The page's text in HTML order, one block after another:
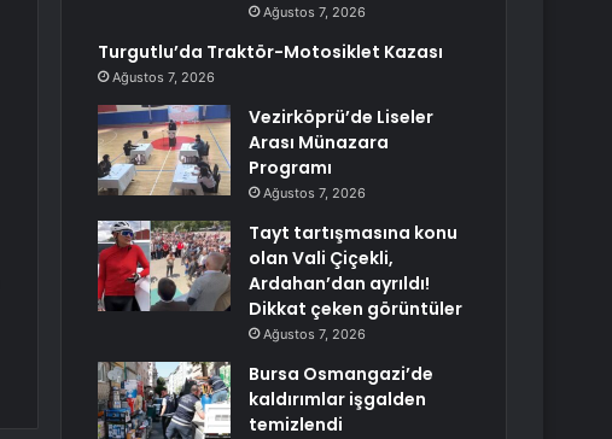
Ağustos 7, 2026
Turgutlu’da Traktör-Motosiklet Kazası
Ağustos 7, 2026
Vezirköprü’de Liseler
Arası Münazara
Programı
Ağustos 7, 2026
Tayt tartışmasına konu
olan Vali Çiçekli,
Ardahan’dan ayrıldı!
Dikkat çeken görüntüler
Ağustos 7, 2026
Bursa Osmangazi’de
kaldırımlar işgalden
temizlendi